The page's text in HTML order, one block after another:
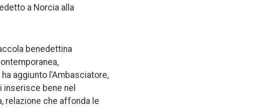
a Norcia alla
benedettina
aggiunto l’Ambasciatore,
inserisce bene nel
relazione che affonda le